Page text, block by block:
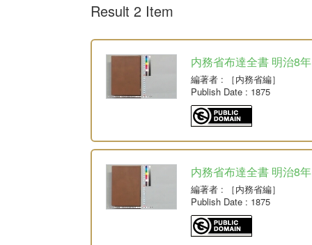
Result 2 Item
内務省布達全書 明治8年
編著者 : ［内務省編］
Publish Date : 1875
内務省布達全書 明治8年
編著者 : ［内務省編］
Publish Date : 1875